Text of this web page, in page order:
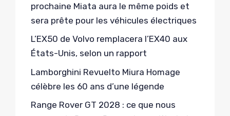
prochaine Miata aura le même poids et
sera prête pour les véhicules électriques
L’EX50 de Volvo remplacera l’EX40 aux
États-Unis, selon un rapport
Lamborghini Revuelto Miura Homage
célèbre les 60 ans d’une légende
Range Rover GT 2028 : ce que nous